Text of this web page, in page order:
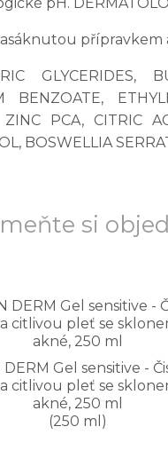
GLYCERIDES,
BENZOATE,
PCA, CITRIC
BOSWELLIA
si
DERM Gel sensitive -
citlivou pleť se
akné, 250 ml
(250 ml)